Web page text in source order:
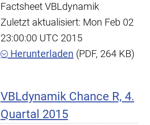
Factsheet VBLdynamik
Zuletzt aktualisiert: Mon Feb 02
23:00:00 UTC 2015
Herunterladen (PDF, 264 KB)
VBLdynamik Chance R, 4.
Quartal 2015